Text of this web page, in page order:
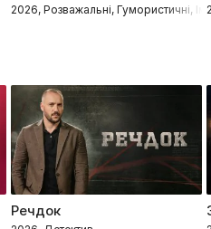
2026, Розважальні, Гумористичні,
Речдок